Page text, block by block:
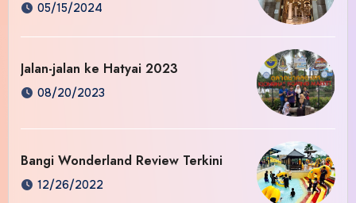
05/15/2024
Jalan-jalan ke Hatyai 2023
08/20/2023
Bangi Wonderland Review Terkini
12/26/2022